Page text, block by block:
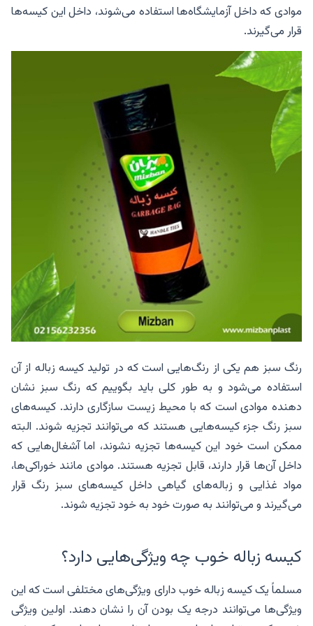
موادی که داخل آزمایشگاه‌ها استفاده می‌شوند، داخل این کیسه‌ها
قرار می‌گیرند.
رنگ سبز هم یکی از رنگ‌هایی است که در تولید کیسه زباله از آن
استفاده می‌شود و به طور کلی باید بگوییم که رنگ سبز نشان
دهنده موادی است که با محیط زیست سازگاری دارند. کیسه‌های
سبز رنگ جزء کیسه‌هایی هستند که می‌توانند تجزیه شوند. البته
ممکن است خود این کیسه‌ها تجزیه نشوند، اما آشغال‌هایی که
داخل آن‌ها قرار دارند، قابل تجزیه هستند. موادی مانند خوراکی‌ها،
مواد غذایی و زباله‌های گیاهی داخل کیسه‌های سبز رنگ قرار
می‌گیرند و می‌توانند به صورت خود به خود تجزیه شوند.
کیسه زباله خوب چه ویژگی‌هایی دارد؟
مسلماً یک کیسه زباله خوب دارای ویژگی‌های مختلفی است که این
ویژگی‌ها می‌توانند درجه یک بودن آن را نشان دهند. اولین ویژگی